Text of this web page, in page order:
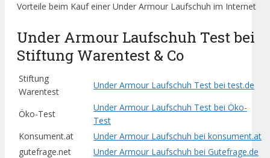
Vorteile beim Kauf einer Under Armour Laufschuh im Internet
Under Armour Laufschuh Test bei
Stiftung Warentest & Co
Stiftung
Warentest
Under Armour Laufschuh Test bei test.de
Öko-Test
Under Armour Laufschuh Test bei Öko-
Test
Konsument.at
Under Armour Laufschuh bei konsument.at
gutefrage.net
Under Armour Laufschuh bei Gutefrage.de